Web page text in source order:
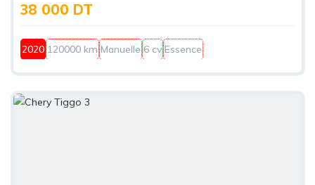
38 000 DT
2020 120000 km Manuelle 6 cv Essence